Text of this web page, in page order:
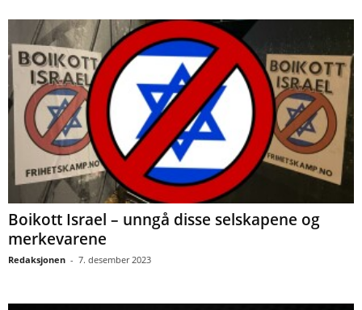
Boikott Israel – unngå disse selskapene og
merkevarene
Redaksjonen - 7. desember 2023